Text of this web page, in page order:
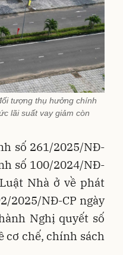
tượng thụ hưởng chính
lãi suất vay giảm còn
số 261/2025/NĐ-
số 100/2024/NĐ-
Nhà ở về phát
2025/NĐ-CP ngày
Nghị quyết số
cơ chế, chính sách